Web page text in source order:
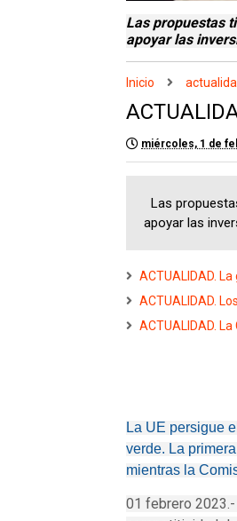
Las propuestas
apoyar las
Inicio
miércoles, 1 de
Las
apoyar las
ACTUALIDAD.
ACTUALIDAD.
ACTUALIDAD.
La UE persigue
verde. La
mientras la
01 febrero 2023.-